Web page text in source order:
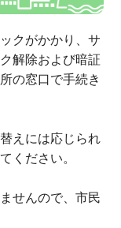
クがかかり、サ
解除および暗証
の窓口で手続き
えには応じられ
ください。
せんので、市民